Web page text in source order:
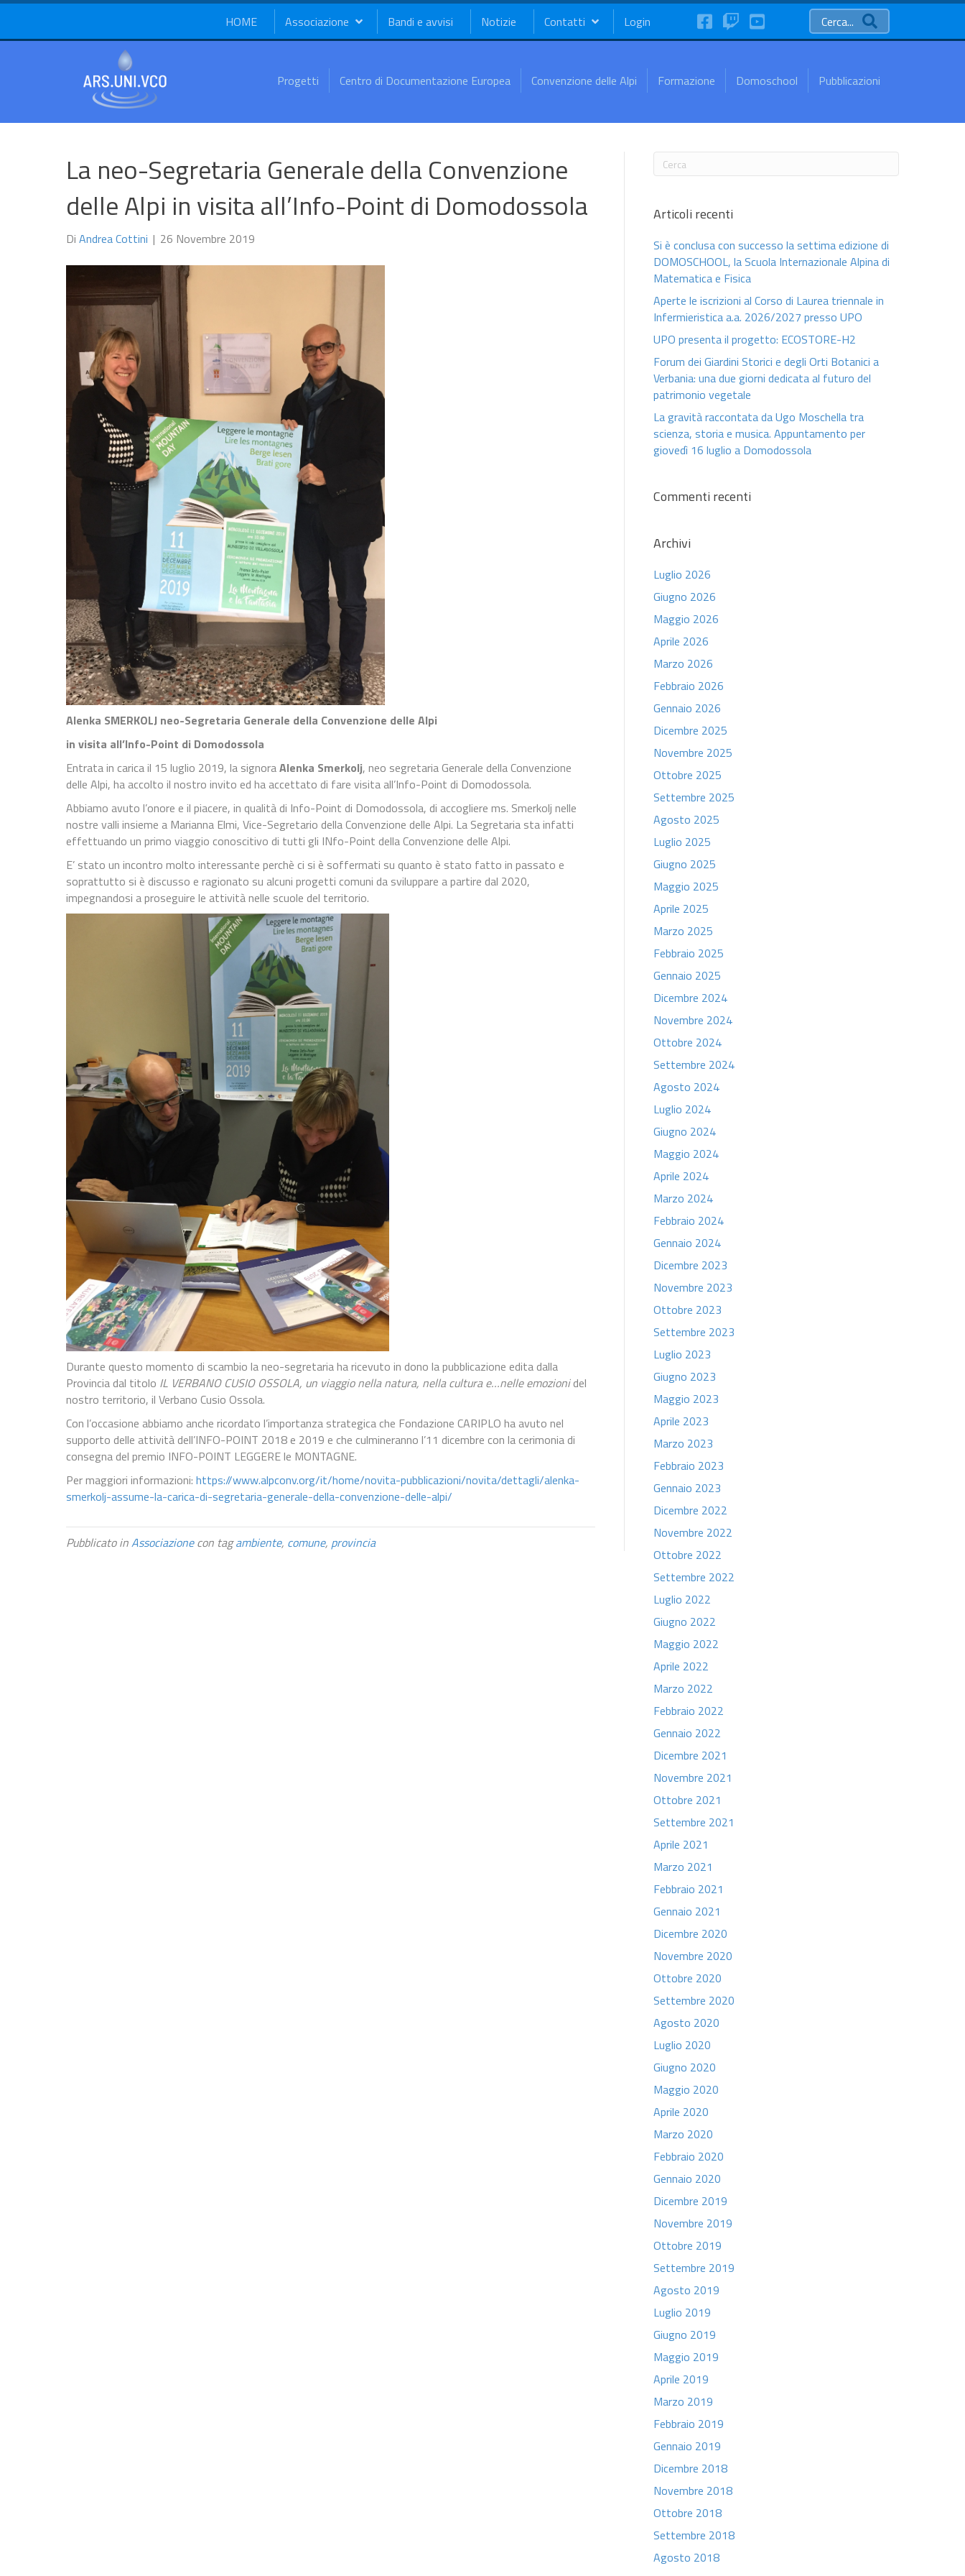
HOME Associazione Bandi e avvisi Notizie Contatti Login FaceBookTwitchYouTube Cerca...
Progetti Centro di Documentazione Europea Convenzione delle Alpi Formazione Domoschool Pubblicazioni
La neo-Segretaria Generale della Convenzione
delle Alpi in visita all’Info-Point di Domodossola
Di Andrea Cottini | 26 Novembre 2019
Alenka SMERKOLJ neo-Segretaria Generale della Convenzione delle Alpi
in visita all’Info-Point di Domodossola
Entrata in carica il 15 luglio 2019, la signoraAlenka Smerkolj, neo segretaria Generale della Convenzione
delle Alpi, ha accolto il nostro invito ed ha accettato di fare visita all’Info-Point di Domodossola.
Abbiamo avuto l’onore e il piacere, in qualità di Info-Point di Domodossola, di accogliere ms. Smerkolj nelle
nostre valli insieme a Marianna Elmi, Vice-Segretario della Convenzione delle Alpi. La Segretaria sta infatti
effettuando un primo viaggio conoscitivo di tutti gli INfo-Point della Convenzione delle Alpi.
E’ stato un incontro molto interessante perchè ci si è soffermati su quanto è stato fatto in passato e
soprattutto si è discusso e ragionato su alcuni progetti comuni da sviluppare a partire dal 2020,
impegnandosi a proseguire le attività nelle scuole del territorio.
Durante questo momento di scambio la neo-segretaria ha ricevuto in dono la pubblicazione edita dalla
Provincia dal titolo IL VERBANO CUSIO OSSOLA, un viaggio nella natura, nella cultura e…nelle emozionidel
nostro territorio, il Verbano Cusio Ossola.
Con l’occasione abbiamo anche ricordato l’importanza strategica che Fondazione CARIPLO ha avuto nel
supporto delle attività dell’INFO-POINT 2018 e 2019 e che culmineranno l’11 dicembre con la cerimonia di
consegna del premio INFO-POINT LEGGERE le MONTAGNE.
Per maggiori informazioni: https://www.alpconv.org/it/home/novita-pubblicazioni/novita/dettagli/alenka-
smerkolj-assume-la-carica-di-segretaria-generale-della-convenzione-delle-alpi/
Pubblicato inAssociazionecon tagambiente, comune, provincia
Articoli recenti
Si è conclusa con successo la settima edizione di
DOMOSCHOOL, la Scuola Internazionale Alpina di
Matematica e Fisica
Aperte le iscrizioni al Corso di Laurea triennale in
Infermieristica a.a. 2026/2027 presso UPO
UPO presenta il progetto: ECOSTORE-H2
Forum dei Giardini Storici e degli Orti Botanici a
Verbania: una due giorni dedicata al futuro del
patrimonio vegetale
La gravità raccontata da Ugo Moschella tra
scienza, storia e musica. Appuntamento per
giovedì 16 luglio a Domodossola
Commenti recenti
Archivi
Luglio 2026
Giugno 2026
Maggio 2026
Aprile 2026
Marzo 2026
Febbraio 2026
Gennaio 2026
Dicembre 2025
Novembre 2025
Ottobre 2025
Settembre 2025
Agosto 2025
Luglio 2025
Giugno 2025
Maggio 2025
Aprile 2025
Marzo 2025
Febbraio 2025
Gennaio 2025
Dicembre 2024
Novembre 2024
Ottobre 2024
Settembre 2024
Agosto 2024
Luglio 2024
Giugno 2024
Maggio 2024
Aprile 2024
Marzo 2024
Febbraio 2024
Gennaio 2024
Dicembre 2023
Novembre 2023
Ottobre 2023
Settembre 2023
Luglio 2023
Giugno 2023
Maggio 2023
Aprile 2023
Marzo 2023
Febbraio 2023
Gennaio 2023
Dicembre 2022
Novembre 2022
Ottobre 2022
Settembre 2022
Luglio 2022
Giugno 2022
Maggio 2022
Aprile 2022
Marzo 2022
Febbraio 2022
Gennaio 2022
Dicembre 2021
Novembre 2021
Ottobre 2021
Settembre 2021
Aprile 2021
Marzo 2021
Febbraio 2021
Gennaio 2021
Dicembre 2020
Novembre 2020
Ottobre 2020
Settembre 2020
Agosto 2020
Luglio 2020
Giugno 2020
Maggio 2020
Aprile 2020
Marzo 2020
Febbraio 2020
Gennaio 2020
Dicembre 2019
Novembre 2019
Ottobre 2019
Settembre 2019
Agosto 2019
Luglio 2019
Giugno 2019
Maggio 2019
Aprile 2019
Marzo 2019
Febbraio 2019
Gennaio 2019
Dicembre 2018
Novembre 2018
Ottobre 2018
Settembre 2018
Agosto 2018